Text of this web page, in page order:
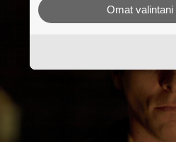
Omat valintani